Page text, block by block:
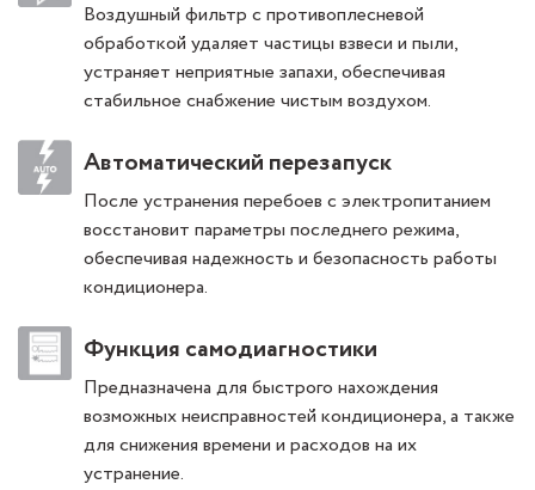
Воздушный фильтр с противоплесневой
обработкой удаляет частицы взвеси и пыли,
устраняет неприятные запахи, обеспечивая
стабильное снабжение чистым воздухом.
Автоматический перезапуск
После устранения перебоев с электропитанием
восстановит параметры последнего режима,
обеспечивая надежность и безопасность работы
кондиционера.
Функция самодиагностики
Предназначена для быстрого нахождения
возможных неисправностей кондиционера, а также
для снижения времени и расходов на их
устранение.